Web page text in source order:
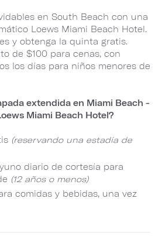
en South Beach con una
Loews Miami Beach Hotel.
y obtenga la quinta gratis.
de $100 para cenas, con
los días para niños menores de
extendida en Miami Beach -
Miami Beach Hotel?
(reservando una estadía de
diario de cortesía para
(12 años o menos)
comidas y bebidas, una vez